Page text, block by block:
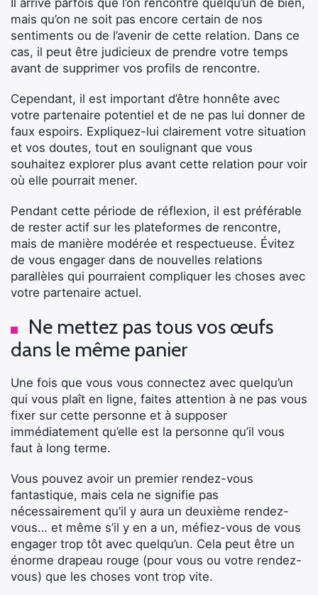
Il arrive parfois que l’on rencontre quelqu’un de bien,
mais qu’on ne soit pas encore certain de nos
sentiments ou de l’avenir de cette relation. Dans ce
cas, il peut être judicieux de prendre votre temps
avant de supprimer vos profils de rencontre.
Cependant, il est important d’être honnête avec
votre partenaire potentiel et de ne pas lui donner de
faux espoirs. Expliquez-lui clairement votre situation
et vos doutes, tout en soulignant que vous
souhaitez explorer plus avant cette relation pour voir
où elle pourrait mener.
Pendant cette période de réflexion, il est préférable
de rester actif sur les plateformes de rencontre,
mais de manière modérée et respectueuse. Évitez
de vous engager dans de nouvelles relations
parallèles qui pourraient compliquer les choses avec
votre partenaire actuel.
Ne mettez pas tous vos œufs
dans le même panier
Une fois que vous vous connectez avec quelqu’un
qui vous plaît en ligne, faites attention à ne pas vous
fixer sur cette personne et à supposer
immédiatement qu’elle est la personne qu’il vous
faut à long terme.
Vous pouvez avoir un premier rendez-vous
fantastique, mais cela ne signifie pas
nécessairement qu’il y aura un deuxième rendez-
vous… et même s’il y en a un, méfiez-vous de vous
engager trop tôt avec quelqu’un. Cela peut être un
énorme drapeau rouge (pour vous ou votre rendez-
vous) que les choses vont trop vite.